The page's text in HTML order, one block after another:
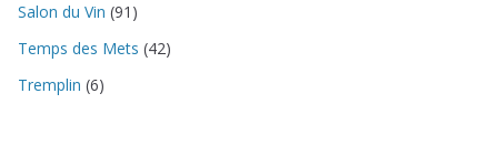
Salon du Vin (91)
Temps des Mets (42)
Tremplin (6)